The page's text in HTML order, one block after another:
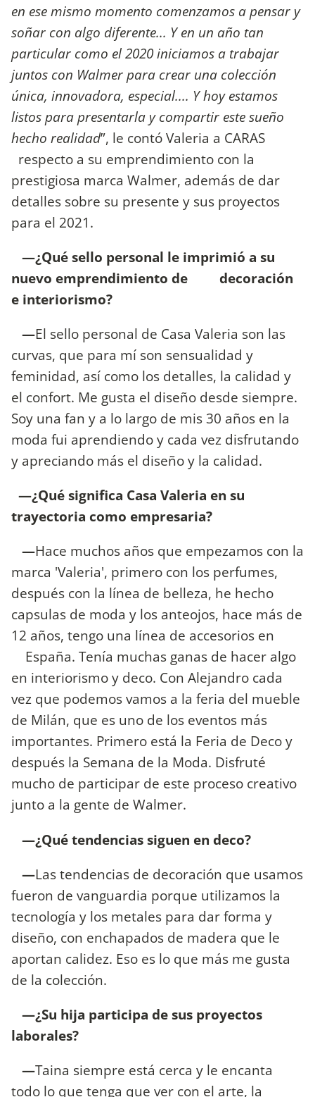
en ese mismo momento comenzamos a pensar y
soñar con algo diferente... Y en un año tan
particular como el 2020 iniciamos a trabajar
juntos con Walmer para crear una colección
única, innovadora, especial.... Y hoy estamos
listos para presentarla y compartir este sueño
hecho realidad”, le contó Valeria a CARAS
respecto a su emprendimiento con la
prestigiosa marca Walmer, además de dar
detalles sobre su presente y sus proyectos
para el 2021.
—¿Qué sello personal le imprimió a su
nuevo emprendimiento de decoración
e interiorismo?
—El sello personal de Casa Valeria son las
curvas, que para mí son sensualidad y
feminidad, así como los detalles, la calidad y
el confort. Me gusta el diseño desde siempre.
Soy una fan y a lo largo de mis 30 años en la
moda fui aprendiendo y cada vez disfrutando
y apreciando más el diseño y la calidad.
—¿Qué significa Casa Valeria en su
trayectoria como empresaria?
—Hace muchos años que empezamos con la
marca 'Valeria', primero con los perfumes,
después con la línea de belleza, he hecho
capsulas de moda y los anteojos, hace más de
12 años, tengo una línea de accesorios en
España. Tenía muchas ganas de hacer algo
en interiorismo y deco. Con Alejandro cada
vez que podemos vamos a la feria del mueble
de Milán, que es uno de los eventos más
importantes. Primero está la Feria de Deco y
después la Semana de la Moda. Disfruté
mucho de participar de este proceso creativo
junto a la gente de Walmer.
—¿Qué tendencias siguen en deco?
—Las tendencias de decoración que usamos
fueron de vanguardia porque utilizamos la
tecnología y los metales para dar forma y
diseño, con enchapados de madera que le
aportan calidez. Eso es lo que más me gusta
de la colección.
—¿Su hija participa de sus proyectos
laborales?
—Taina siempre está cerca y le encanta
todo lo que tenga que ver con el arte, la